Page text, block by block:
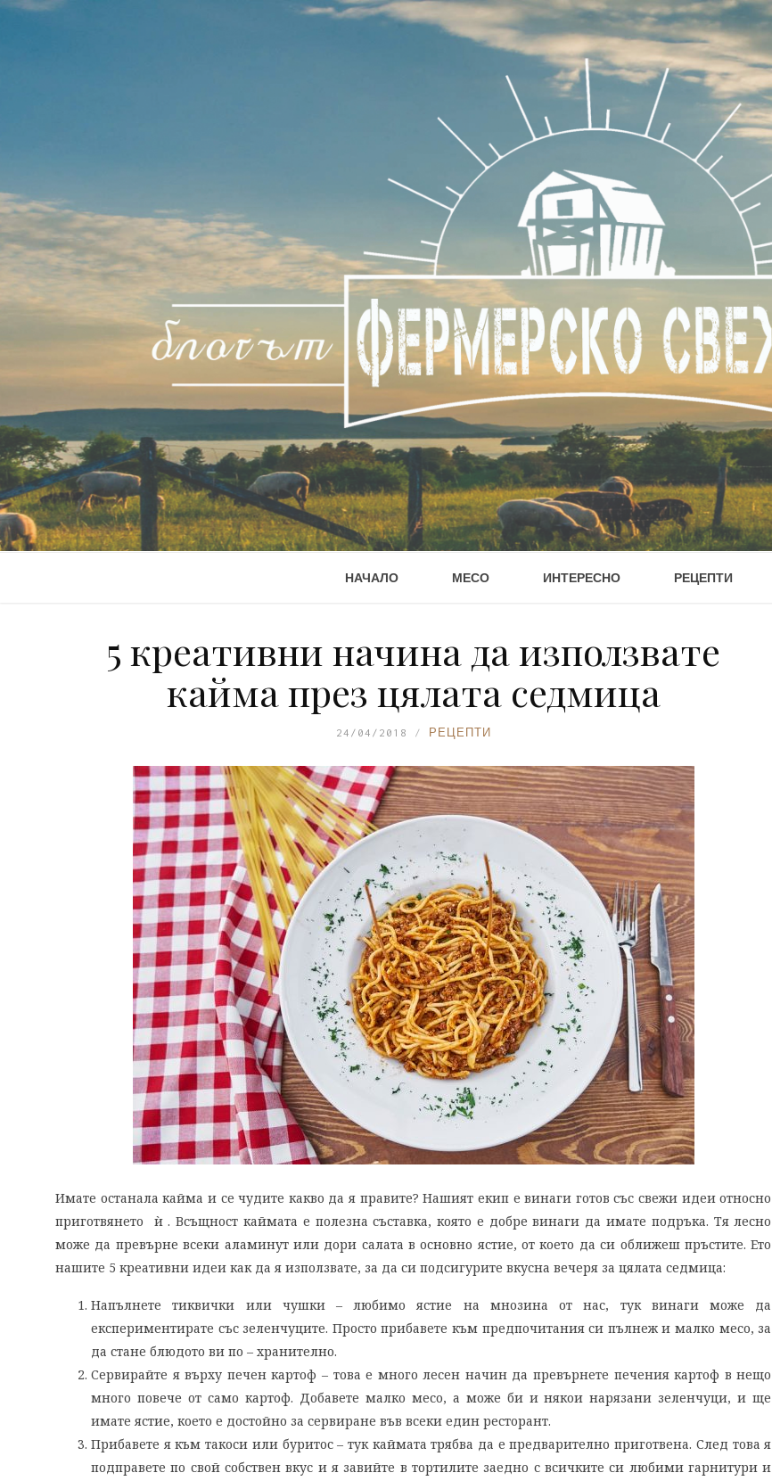
НАЧАЛО МЕСО ИНТЕРЕСНО РЕЦЕПТИ
5 креативни начина да използвате
кайма през цялата седмица
24/04/2018 РЕЦЕПТИ
Имате останала кайма и се чудите какво да я правите? Нашият екип е винаги готов със свежи идеи относно
приготвянето ѝ . Всъщност каймата е полезна съставка, която е добре винаги да имате подръка. Тя лесно
може да превърне всеки аламинут или дори салата в основно ястие, от което да си оближеш пръстите. Ето
нашите 5 креативни идеи как да я използвате, за да си подсигурите вкусна вечеря за цялата седмица:
Напълнете тиквички или чушки – любимо ястие на мнозина от нас, тук винаги може да
експериментирате със зеленчуците. Просто прибавете към предпочитания си пълнеж и малко месо, за
да стане блюдото ви по – хранително.
Сервирайте я върху печен картоф – това е много лесен начин да превърнете печения картоф в нещо
много повече от само картоф. Добавете малко месо, а може би и някои нарязани зеленчуци, и ще
имате ястие, което е достойно за сервиране във всеки един ресторант.
Прибавете я към такоси или буритос – тук каймата трябва да е предварително приготвена. След това я
подправете по свой собствен вкус и я завийте в тортилите заедно с всичките си любими гарнитури и